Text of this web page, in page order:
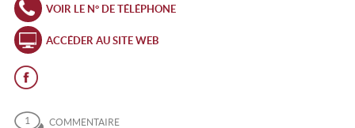
VOIR LE N° DE TÉLÉPHONE
ACCÉDER AU SITE WEB
1 COMMENTAIRE